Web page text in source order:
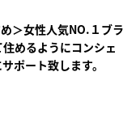
録
＞女性人気NO.１ブラ
めるようにコンシェ
ポート致します。